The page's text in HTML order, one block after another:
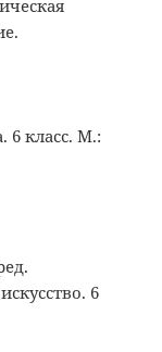
6 класс. М.:
6